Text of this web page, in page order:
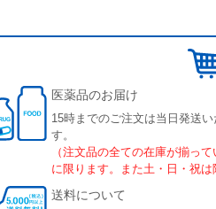
医薬品のお届け
15時までのご注文は当日発送
す。
（注文品の全ての在庫が揃っ
に限ります。また土・日・祝は
送料について